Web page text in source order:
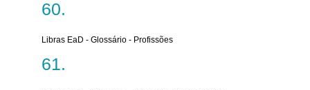
Libras EaD - Glossário - Profissões